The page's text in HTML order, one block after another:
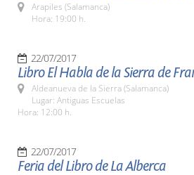
Arapiles (Salamanca)
Hora: 19:00 h.
22/07/2017
Libro El Habla de la Sierra de
Aldeanueva de la Sierra (Salamanca)
Lugar: Antiguas Escuelas
Hora: 12:00 h.
22/07/2017
Feria del Libro de La Alberca